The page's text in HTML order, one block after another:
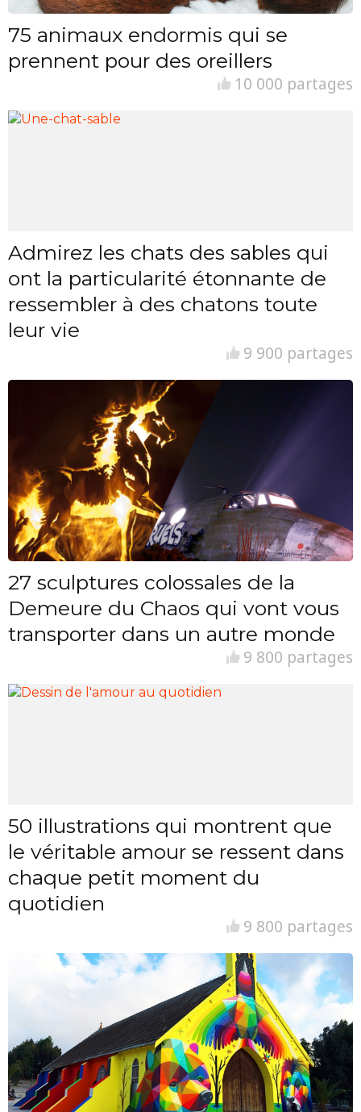
75 animaux endormis qui se
prennent pour des oreillers
10 000 partages
Admirez les chats des sables qui
ont la particularité étonnante de
ressembler à des chatons toute
leur vie
9 900 partages
27 sculptures colossales de la
Demeure du Chaos qui vont vous
transporter dans un autre monde
9 800 partages
50 illustrations qui montrent que
le véritable amour se ressent dans
chaque petit moment du
quotidien
9 800 partages